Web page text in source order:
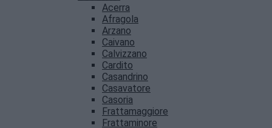
Acerra
Afragola
Arzano
Caivano
Calvizzano
Cardito
Casandrino
Casavatore
Casoria
Frattamaggiore
Frattaminore